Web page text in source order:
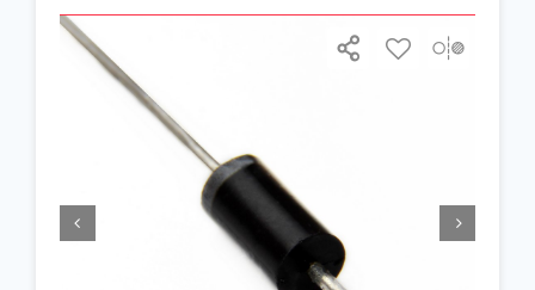
 